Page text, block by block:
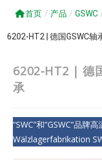
首页 / 产品 / GSWC
6202-HT2 | 德国GSWC轴
6202-HT2 | 德
承
“SWC”和“GSWC”品牌
Wälzlagerfabrikation